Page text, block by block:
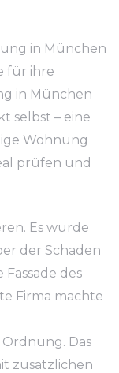
in München
für ihre
in München
selbst – eine
Wohnung
prüfen und
Es wurde
der Schaden
des
Firma machte
Das
zusätzlichen